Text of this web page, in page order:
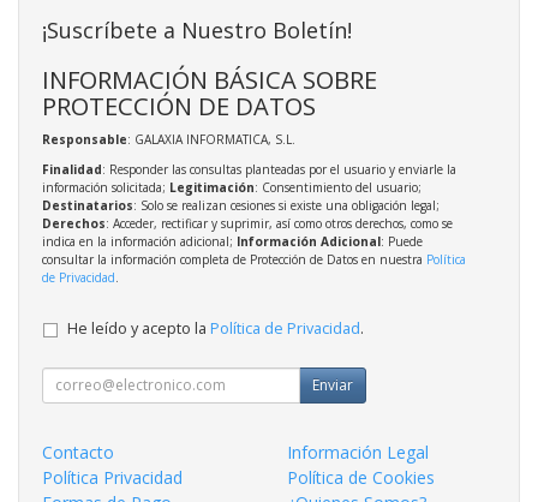
¡Suscríbete a Nuestro Boletín!
INFORMACIÓN BÁSICA SOBRE
PROTECCIÓN DE DATOS
Responsable: GALAXIA INFORMATICA, S.L.
Finalidad: Responder las consultas planteadas por el usuario y enviarle la
información solicitada; Legitimación: Consentimiento del usuario;
Destinatarios: Solo se realizan cesiones si existe una obligación legal;
Derechos: Acceder, rectificar y suprimir, así como otros derechos, como se
indica en la información adicional; Información Adicional: Puede
consultar la información completa de Protección de Datos en nuestra Política
de Privacidad
He leído y acepto la Política de Privacidad.
Enviar
Contacto
Información Legal
Política Privacidad
Política de Cookies